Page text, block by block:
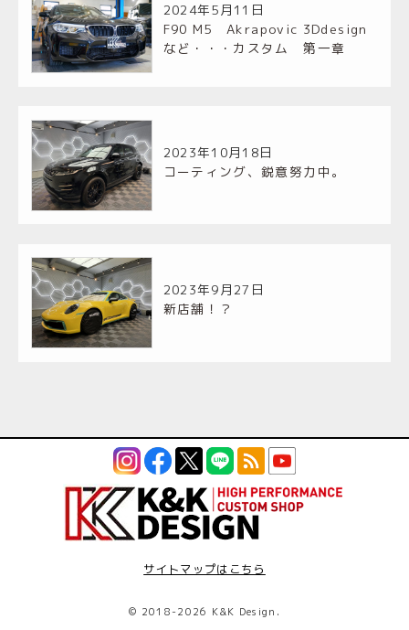
2024年5月11日
F90 M5 Akrapovic 3Ddesign
など・・・カスタム 第一章
2023年10月18日
コーティング、鋭意努力中。
2023年9月27日
新店舗！？
サイトマップはこちら
© 2018-2026 K&K Design.